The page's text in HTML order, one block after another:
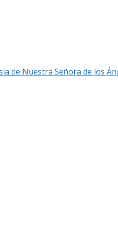
de Nuestra Señora de los